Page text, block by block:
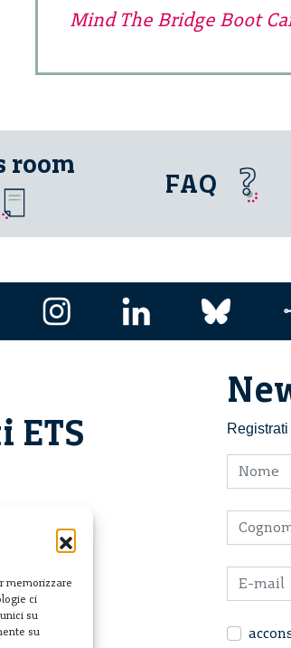
memorizzare
ci
su
su
Mind The Bridge Boot
room
FAQ
ETS